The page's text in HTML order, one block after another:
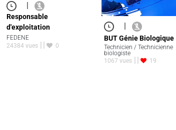
|
Responsable
d'exploitation
FEDENE
24384 vues
0
BUT Génie Biologique
Technicien / Technicienne
biologiste
1067 vues
19